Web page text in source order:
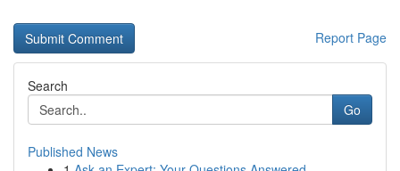
Report Page
Search
Go
Published News